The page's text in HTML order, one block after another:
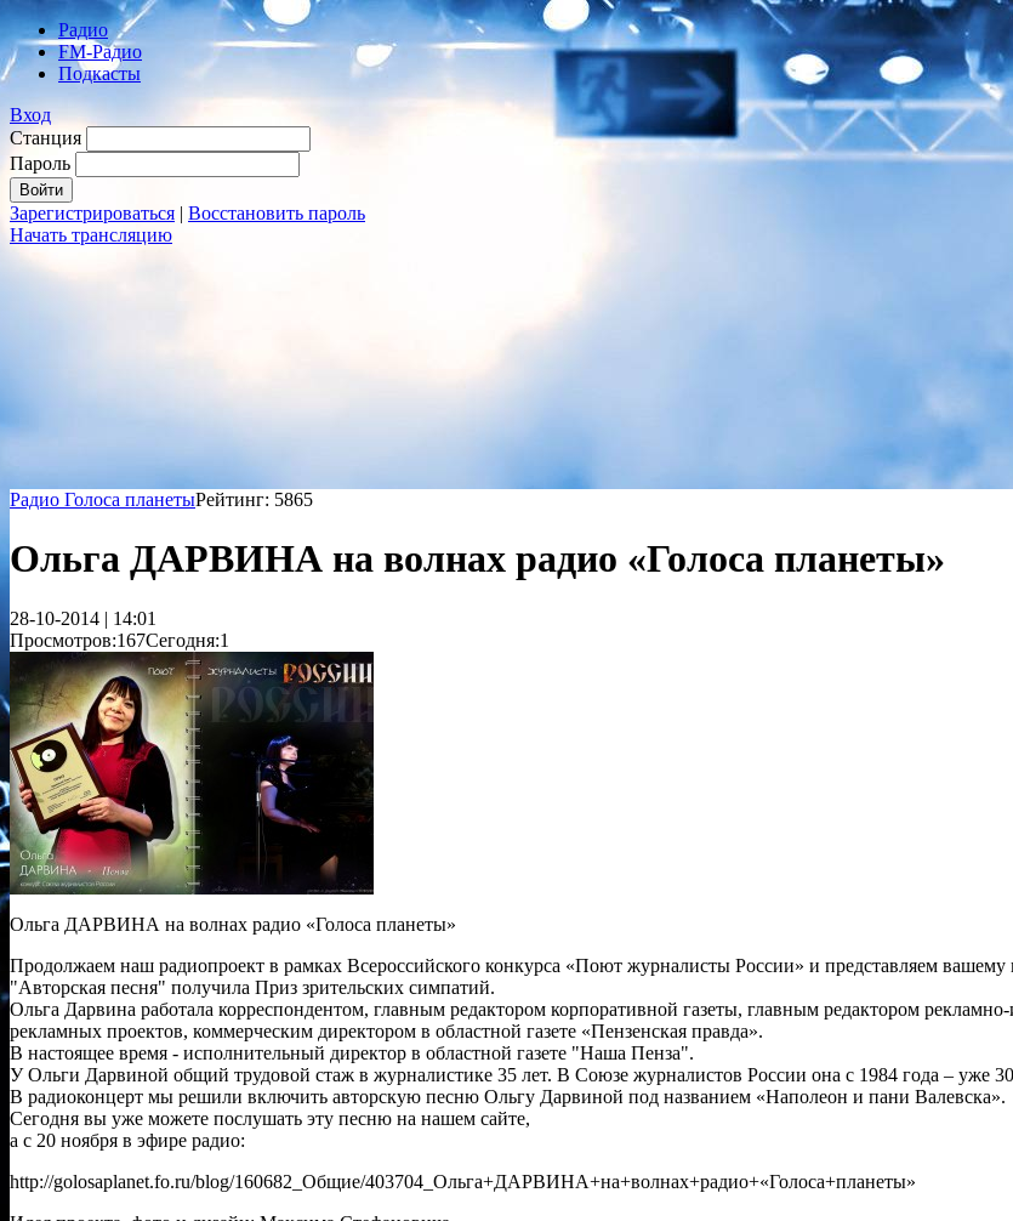
Радио
FM-Радио
Подкасты
Вход
Станция
Пароль
Зарегистрироваться | Восстановить пароль
Начать трансляцию
Радио Голоса планетыРейтинг: 5865
Ольга ДАРВИНА на волнах радио «Голоса планеты»
28-10-2014 | 14:01
Просмотров:167Сегодня:1
Ольга ДАРВИНА на волнах радио «Голоса планеты»
Продолжаем наш радиопроект в рамках Всероссийского конкурса «Поют журналисты России» и представляем
"Авторская песня" получила Приз зрительских симпатий.
Ольга Дарвина работала корреспондентом, главным редактором корпоративной газеты, главным редактором
рекламных проектов, коммерческим директором в областной газете «Пензенская правда».
В настоящее время - исполнительный директор в областной газете "Наша Пенза".
У Ольги Дарвиной общий трудовой стаж в журналистике 35 лет. В Союзе журналистов России она с 1984 года – уже 30
В радиоконцерт мы решили включить авторскую песню Ольгу Дарвиной под названием «Наполеон и пани Валевска».
Сегодня вы уже можете послушать эту песню на нашем сайте,
а с 20 ноября в эфире радио:
http://golosaplanet.fo.ru/blog/160682_Общие/403704_Ольга+ДАРВИНА+на+волнах+радио+«Голоса+планеты»